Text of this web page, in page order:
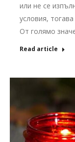
или не се
условия,
От голямо
Read article